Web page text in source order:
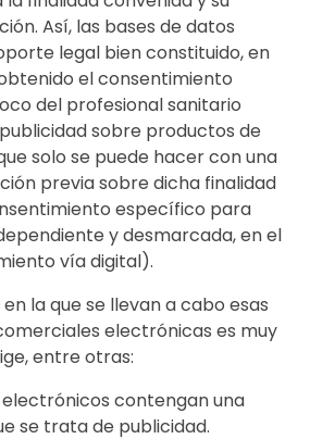
Así, las bases de datos
legal bien constituido, en
el consentimiento
del profesional sanitario
sobre productos de
solo se puede hacer con una
previa sobre dicha finalidad
específico para
y desmarcada, en el
vía digital).
la que se llevan a cabo esas
electrónicas es muy
entre otras:
contengan una
se trata de publicidad.